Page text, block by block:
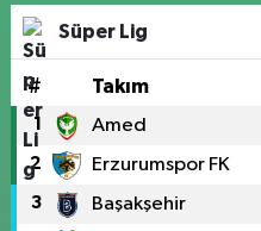
Süper Lig
# Takım
1 Amed
2 Erzurumspor FK
3 Başakşehir